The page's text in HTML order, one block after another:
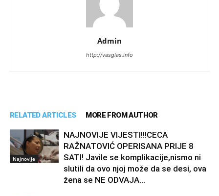
Admin
http://vasglas.info
RELATED ARTICLES MORE FROM AUTHOR
Najnovije
NAJNOVIJE VIJESTI!!!CECA
RAŽNATOVIĆ OPERISANA PRIJE 8
SATI! Javile se komplikacije,nismo ni
slutili da ovo njoj može da se desi, ova
žena se NE ODVAJA...